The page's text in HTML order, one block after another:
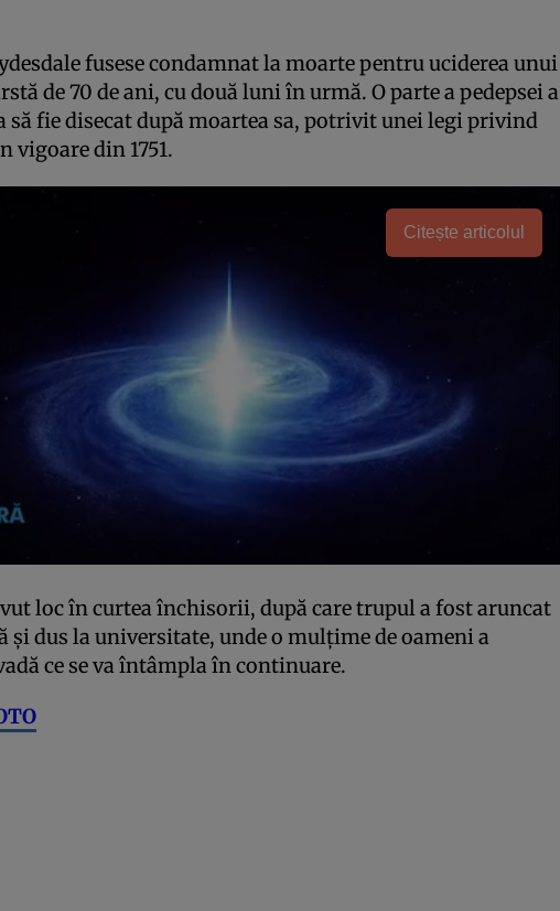
fusese condamnat la moarte pentru uciderea unui
de 70 de ani, cu două luni în urmă. O parte a pedepsei a
să fie disecat după moartea sa, potrivit unei legi privind
din 1751.
Citește articolul
loc în curtea închisorii, după care trupul a fost aruncat
și dus la universitate, unde o mulțime de oameni a
ce se va întâmpla în continuare.